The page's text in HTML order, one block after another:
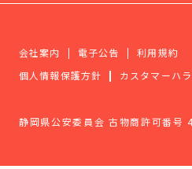
会社案内 電子公告
利用規約
個人情報保護方針
カスタマーハ
静岡県公安委員会 古物商許可番